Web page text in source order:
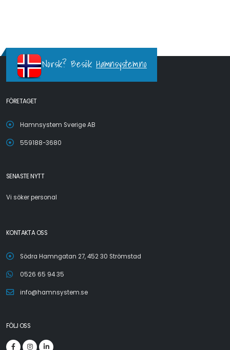
Norsk? Besök Hamnsystem.no
FÖRETAGET
Hamnsystem Sverige AB
559188-3680
SENASTE NYTT
Vi söker personal
KONTAKTA OSS
Södra Hamngatan 27, 452 30 Strömstad
0526 65 94 35
info@hamnsystem.se
FÖLJ OSS